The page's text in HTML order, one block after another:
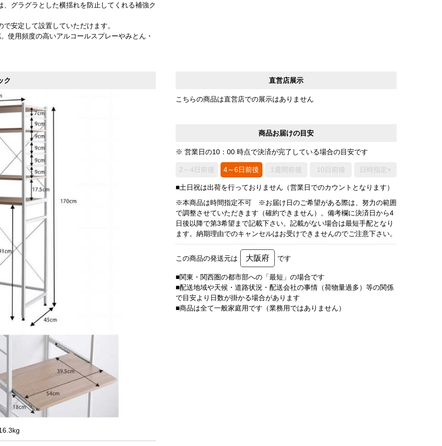
、グラグラとした横揺れを防止してくれる補強ク
安定して設置していただけます。
使用頻度の高いアルコールスプレーやみとん・
直営店展示
こちらの商品は直営店での展示はありません
商品お届けの目安
※ 営業日の10：00 時点で決済が完了している場合の目安です
2～4日前後 4～6日前後 1週間前後 10日前後 日時指定×
■土日祝は出荷を行っておりません（営業日でのカウントとなります）
※本商品は時間指定不可 ※お届け日のご希望がある際は、努力の範囲
で調整させていただきます（確約できません）。備考欄に決済日から4
日後以降で第3希望まで記載下さい。記載がない場合は最短手配となり
ます。納期理由でのキャンセルはお受けできませんのでご注意下さい。
この商品の発送元は 大阪府 です
■関東・関西圏の都市部への「最短」の場合です
■配送地域や天候・道路状況・配送会社の事情（荷物量過多）等の関係
で目安より日数が掛かる場合があります
■商品は全て一般家庭用です（業務用ではありません）
ク